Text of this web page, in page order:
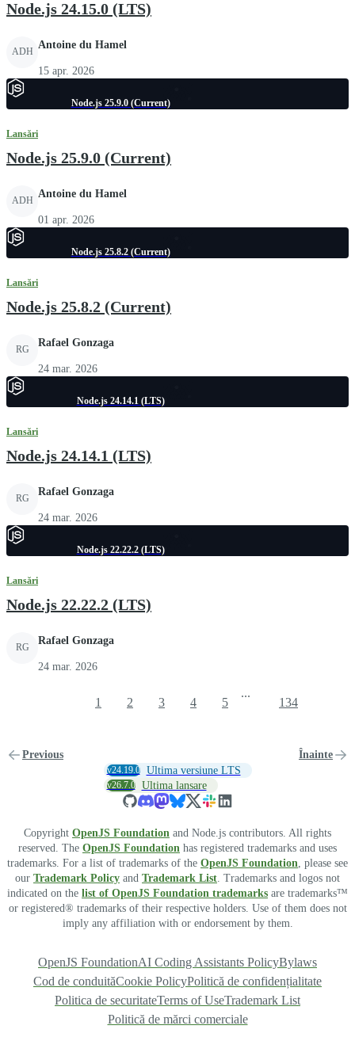
Node.js 24.15.0 (LTS)
ADH
Antoine du Hamel
15 apr. 2026
Node.js 25.9.0 (Current)
Lansări
Node.js 25.9.0 (Current)
ADH
Antoine du Hamel
01 apr. 2026
Node.js 25.8.2 (Current)
Lansări
Node.js 25.8.2 (Current)
RG
Rafael Gonzaga
24 mar. 2026
Node.js 24.14.1 (LTS)
Lansări
Node.js 24.14.1 (LTS)
RG
Rafael Gonzaga
24 mar. 2026
Node.js 22.22.2 (LTS)
Lansări
Node.js 22.22.2 (LTS)
RG
Rafael Gonzaga
24 mar. 2026
Previous
1 2 3 4 5
...
134
Înainte
v24.19.0 Ultima versiune LTS
v26.7.0 Ultima lansare
Copyright OpenJS Foundation and Node.js contributors. All rights
reserved. The OpenJS Foundation has registered trademarks and uses
trademarks. For a list of trademarks of the OpenJS Foundation , please see
our Trademark Policy and Trademark List . Trademarks and logos not
indicated on the list of OpenJS Foundation trademarks are trademarks™
or registered® trademarks of their respective holders. Use of them does not
imply any affiliation with or endorsement by them.
OpenJS FoundationAI Coding Assistants PolicyBylaws
Cod de conduităCookie PolicyPolitică de confidențialitate
Politica de securitateTerms of UseTrademark List
Politică de mărci comerciale